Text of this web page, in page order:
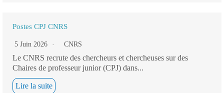
Postes CPJ CNRS
5 Juin 2026 CNRS
Le CNRS recrute des chercheurs et chercheuses sur des
Chaires de professeur junior (CPJ) dans...
Lire la suite